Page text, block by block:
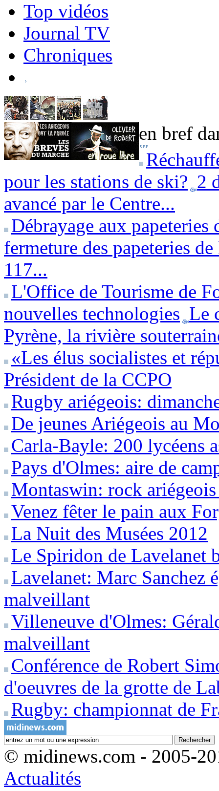
Top vidéos
Journal TV
Chroniques
en bref
pour les stations de ski? 2
avancé par le Centre...
Débrayage aux papeteries
fermeture des papeteries
117...
L'Office de Tourisme de
nouvelles technologies Le
Pyrène, la rivière
«Les élus socialistes et
Président de la CCPO
Rugby ariégeois:
De jeunes Ariégeois au
Carla-Bayle: 200 lycéens
Pays d'Olmes: aire de
Montaswin: rock ariégeois
Venez fêter le pain aux
La Nuit des Musées 2012
Le Spiridon de Lavelanet
Lavelanet: Marc Sanchez
malveillant
Villeneuve d'Olmes:
malveillant
Conférence de Robert
d'oeuvres de la grotte de
Rugby: championnat de
© midinews.com - 2005-
Actualités